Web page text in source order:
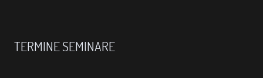
TERMINE SEMINARE